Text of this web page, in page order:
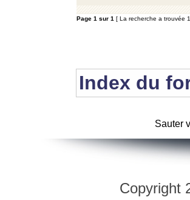
Page 1 sur 1 [ La recherche a trouvée
Index du
Sauter
Copyright